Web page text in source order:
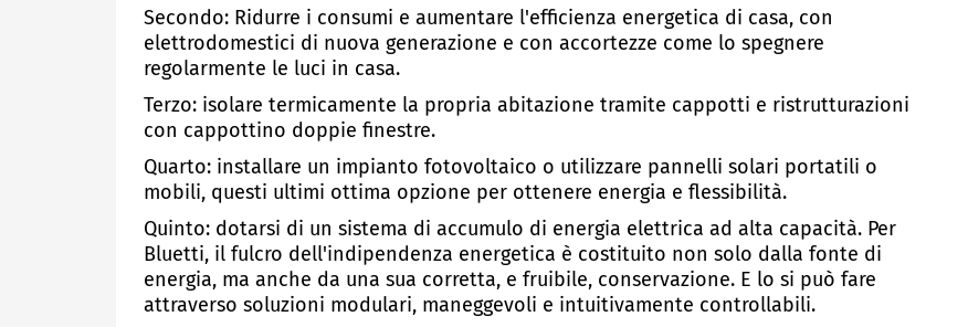
Secondo: Ridurre i consumi e aumentare l'efficienza energetica di casa, con
elettrodomestici di nuova generazione e con accortezze come lo spegnere
regolarmente le luci in casa.
Terzo: isolare termicamente la propria abitazione tramite cappotti e ristrutturazioni
con cappottino doppie finestre.
Quarto: installare un impianto fotovoltaico o utilizzare pannelli solari portatili o
mobili, questi ultimi ottima opzione per ottenere energia e flessibilità.
Quinto: dotarsi di un sistema di accumulo di energia elettrica ad alta capacità. Per
Bluetti, il fulcro dell'indipendenza energetica è costituito non solo dalla fonte di
energia, ma anche da una sua corretta, e fruibile, conservazione. E lo si può fare
attraverso soluzioni modulari, maneggevoli e intuitivamente controllabili.